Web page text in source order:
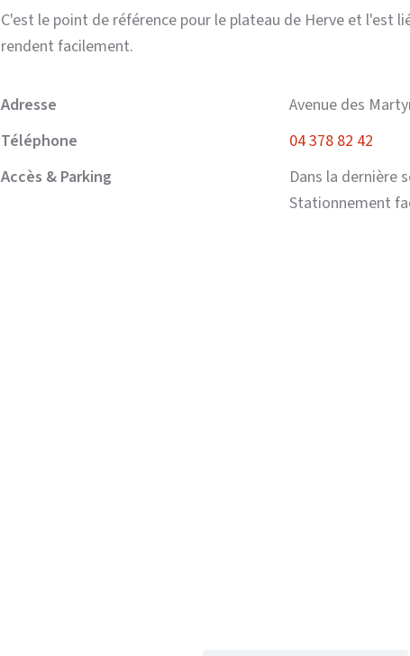
C'est le point de référence pour le plateau de Herve et l'est
rendent facilement.
Adresse
Téléphone
Accès & Parking
Avenue des
04 378 82 42
Dans la dernière
Stationnement